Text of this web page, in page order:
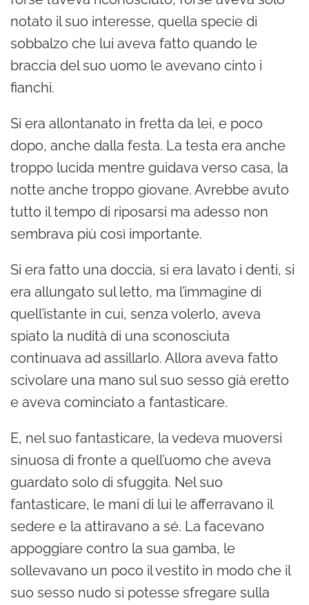
notato il suo interesse, quella specie di
sobbalzo che lui aveva fatto quando le
braccia del suo uomo le avevano cinto i
fianchi.
Si era allontanato in fretta da lei, e poco
dopo, anche dalla festa. La testa era anche
troppo lucida mentre guidava verso casa, la
notte anche troppo giovane. Avrebbe avuto
tutto il tempo di riposarsi ma adesso non
sembrava più così importante.
Si era fatto una doccia, si era lavato i denti, si
era allungato sul letto, ma l’immagine di
quell’istante in cui, senza volerlo, aveva
spiato la nudità di una sconosciuta
continuava ad assillarlo. Allora aveva fatto
scivolare una mano sul suo sesso già eretto
e aveva cominciato a fantasticare.
E, nel suo fantasticare, la vedeva muoversi
sinuosa di fronte a quell’uomo che aveva
guardato solo di sfuggita. Nel suo
fantasticare, le mani di lui le afferravano il
sedere e la attiravano a sé. La facevano
appoggiare contro la sua gamba, le
sollevavano un poco il vestito in modo che il
suo sesso nudo si potesse sfregare sulla